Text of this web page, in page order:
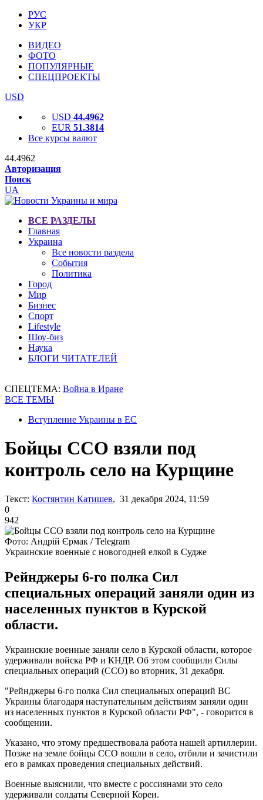
РУС
УКР
ВИДЕО
ФОТО
ПОПУЛЯРНЫЕ
СПЕЦПРОЕКТЫ
USD
USD 44.4962
EUR 51.3814
Все курсы валют
44.4962
Авторизация
Поиск
UA
ВСЕ РАЗДЕЛЫ
Главная
Украина
Все новости раздела
События
Политика
Город
Мир
Бизнес
Спорт
Lifestyle
Шоу-биз
Наука
БЛОГИ ЧИТАТЕЛЕЙ
СПЕЦТЕМА: Война в Иране
ВСЕ ТЕМЫ
Вступление Украины в ЕС
Бойцы ССО взяли под
контроль село на Курщине
Текст: Костянтин Катишев, 31 декабря 2024, 11:59
0
942
Фото: Андрій Єрмак / Telegram
Украинские военные с новогодней елкой в Судже
Рейнджеры 6-го полка Сил
специальных операций заняли один из
населенных пунктов в Курской
области.
Украинские военные заняли село в Курской области, которое
удерживали войска РФ и КНДР. Об этом сообщили Силы
специальных операций (ССО) во вторник, 31 декабря.
"Рейнджеры 6-го полка Сил специальных операций ВС
Украины благодаря наступательным действиям заняли один
из населенных пунктов в Курской области РФ", - говорится в
сообщении.
Указано, что этому предшествовала работа нашей артиллерии.
Позже на земле бойцы ССО вошли в село, отбили и зачистили
его в рамках проведения специальных действий.
Военные выяснили, что вместе с россиянами это село
удерживали солдаты Северной Кореи.